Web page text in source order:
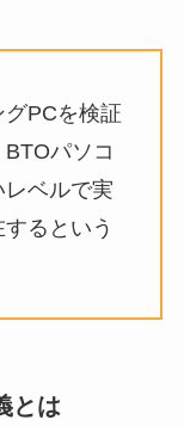
PCを検証
パソコ
ベルで実
るという
とは